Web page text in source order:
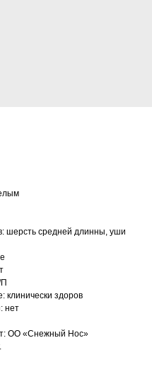
шерсть средней длинны, уши
клинически здоров
нет
ОО «Снежный Нос»